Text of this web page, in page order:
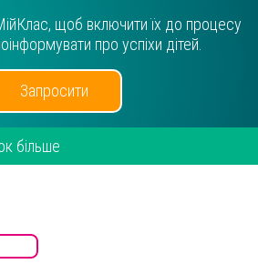
щоб включити їх до процесу
про успіхи дітей.
Запросити
більше